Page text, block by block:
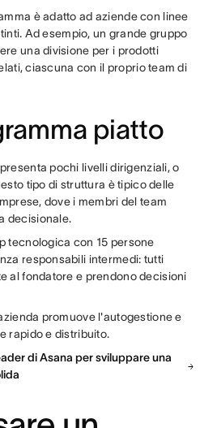
è adatto ad aziende con linee
Ad esempio, un grande gruppo
una divisione per i prodotti
ciascuna con il proprio team di
piatto
pochi livelli dirigenziali, o
tipo di struttura è tipico delle
dove i membri del team
decisionale.
tecnologica con 15 persone
responsabili intermedi: tutti
al fondatore e prendono decisioni
promuove l'autogestione e
rapido e distribuito.
di Asana per sviluppare una